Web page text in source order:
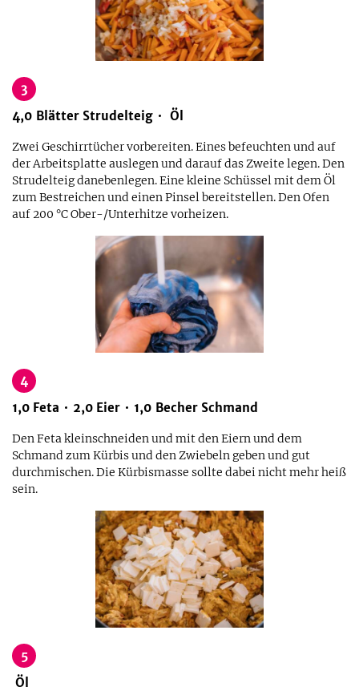
3
4,0 Blätter Strudelteig Öl
Zwei Geschirrtücher vorbereiten. Eines befeuchten und auf
der Arbeitsplatte auslegen und darauf das Zweite legen. Den
Strudelteig danebenlegen. Eine kleine Schüssel mit dem Öl
zum Bestreichen und einen Pinsel bereitstellen. Den Ofen
auf 200 °C Ober-/Unterhitze vorheizen.
4
1,0 Feta 2,0 Eier 1,0 Becher Schmand
Den Feta kleinschneiden und mit den Eiern und dem
Schmand zum Kürbis und den Zwiebeln geben und gut
durchmischen. Die Kürbismasse sollte dabei nicht mehr heiß
sein.
5
Öl